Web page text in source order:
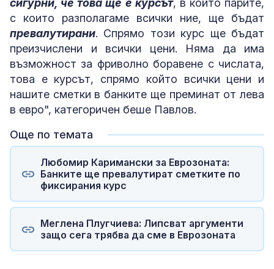
сигурни, че това ще е курсът, в който парите,
с които разполагаме всички ние, ще бъдат
превалутирани. Спрямо този курс ще бъдат
преизчислени и всички цени. Няма да има
възможност за фриволно боравене с числата,
това е курсът, спрямо който всички цени и
нашите сметки в банките ще преминат от лева
в евро", категоричен беше Павлов.
Още по темата
Любомир Каримански за Еврозоната:
Банките ще превалутират сметките по
фиксирания курс
Меглена Плугчиева: Липсват аргументи
защо сега трябва да сме в Еврозоната